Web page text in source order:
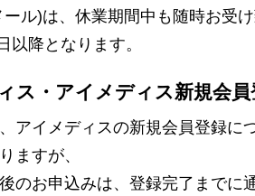
ール)は、休業期間中も随時お受
以降となります。
ス・アイメディス新規会
アイメディスの新規会員登録に
ますが、
のお申込みは、登録完了までに